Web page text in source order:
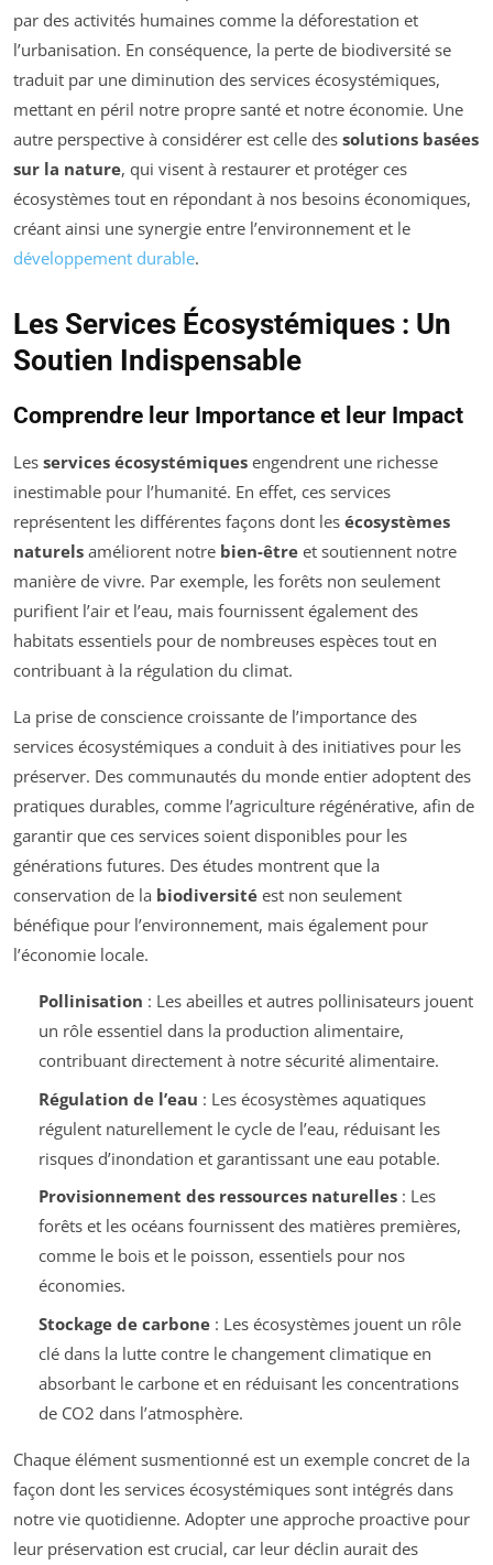
par des activités humaines comme la déforestation et
l’urbanisation. En conséquence, la perte de biodiversité se
traduit par une diminution des services écosystémiques,
mettant en péril notre propre santé et notre économie. Une
autre perspective à considérer est celle des solutions basées
sur la nature, qui visent à restaurer et protéger ces
écosystèmes tout en répondant à nos besoins économiques,
créant ainsi une synergie entre l’environnement et le
développement durable.
Les Services Écosystémiques : Un
Soutien Indispensable
Comprendre leur Importance et leur Impact
Les services écosystémiques engendrent une richesse
inestimable pour l’humanité. En effet, ces services
représentent les différentes façons dont les écosystèmes
naturels améliorent notre bien-être et soutiennent notre
manière de vivre. Par exemple, les forêts non seulement
purifient l’air et l’eau, mais fournissent également des
habitats essentiels pour de nombreuses espèces tout en
contribuant à la régulation du climat.
La prise de conscience croissante de l’importance des
services écosystémiques a conduit à des initiatives pour les
préserver. Des communautés du monde entier adoptent des
pratiques durables, comme l’agriculture régénérative, afin de
garantir que ces services soient disponibles pour les
générations futures. Des études montrent que la
conservation de la biodiversité est non seulement
bénéfique pour l’environnement, mais également pour
l’économie locale.
Pollinisation : Les abeilles et autres pollinisateurs jouent
un rôle essentiel dans la production alimentaire,
contribuant directement à notre sécurité alimentaire.
Régulation de l’eau : Les écosystèmes aquatiques
régulent naturellement le cycle de l’eau, réduisant les
risques d’inondation et garantissant une eau potable.
Provisionnement des ressources naturelles: Les
forêts et les océans fournissent des matières premières,
comme le bois et le poisson, essentiels pour nos
économies.
Stockage de carbone: Les écosystèmes jouent un rôle
clé dans la lutte contre le changement climatique en
absorbant le carbone et en réduisant les concentrations
de CO2 dans l’atmosphère.
Chaque élément susmentionné est un exemple concret de la
façon dont les services écosystémiques sont intégrés dans
notre vie quotidienne. Adopter une approche proactive pour
leur préservation est crucial, car leur déclin aurait des